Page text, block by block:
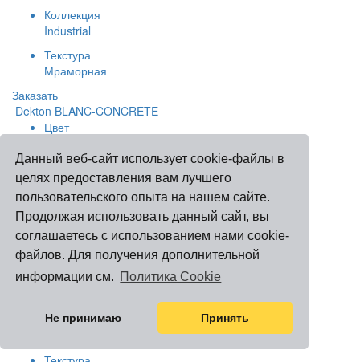
Данный веб-сайт использует cookie-файлы в
целях предоставления вам лучшего
пользовательского опыта на нашем сайте.
Продолжая использовать данный сайт, вы
соглашаетесь с использованием нами cookie-
файлов. Для получения дополнительной
информации см. Политика Cookie
Не принимаю Принять
Коллекция
Industrial
Текстура
Мраморная
Заказать
Dekton BLANC-CONCRETE
Цвет
Коллекция
Tech
Однотонная
Заказать
Dekton QATAR
Цвет
Коллекция